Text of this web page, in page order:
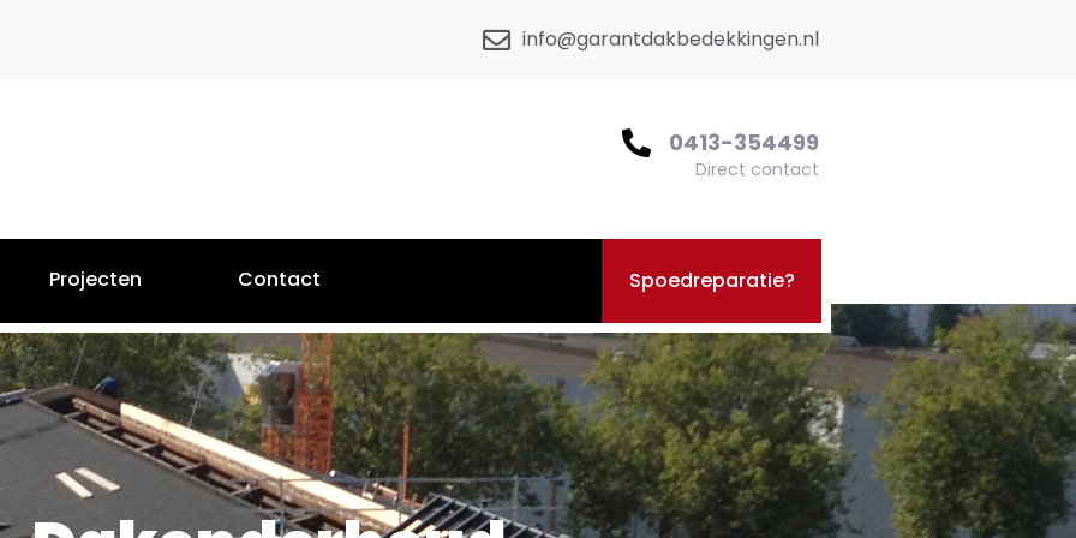
info@garantdakbedekkingen.nl
0413-354499
Direct contact
Projecten Contact Spoedreparatie?